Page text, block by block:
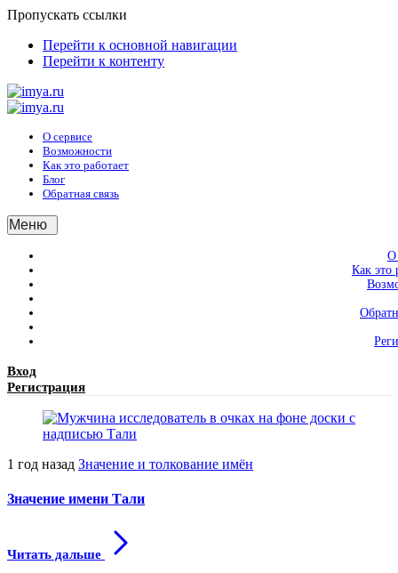
Пропускать ссылки
Перейти к основной навигации
Перейти к контенту
О сервисе
Возможности
Как это работает
Блог
Обратная связь
Меню
О
Как это
Вход
Регистрация
1 год назад Значение и толкование имён
Значение имени Тали
Читать дальше